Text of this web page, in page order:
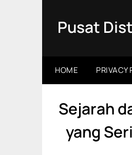
Pusat
HOME PRIVACY
Sejarah
yang